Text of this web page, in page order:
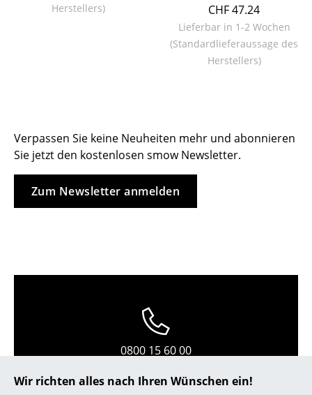
Wir richten alles nach Ihren Wünschen ein!
Wandregale
Garderoben
Einzelteile
Schreibtischleuchten
Stehleuchten & Leseleuchten
Herstellers)
CHF 47.24
Lieferbar in 1-2 Wochen
(Standardlieferaussage des
Herstellers)
Verpassen Sie keine Neuheiten mehr und abonnieren
Sie jetzt den kostenlosen smow Newsletter.
Zum Newsletter anmelden
0800 15 60 00